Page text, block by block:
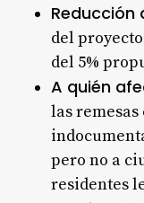
Reducción
del
del 5%
A quién
las
pero no a
residentes